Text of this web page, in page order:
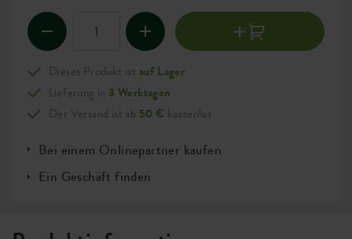
Dieses Produkt ist auf Lager
Lieferung in 3 Werktagen
Der Versand ist ab 50 € kostenlos
Bei einem Onlinepartner kaufen
Ein Geschäft finden